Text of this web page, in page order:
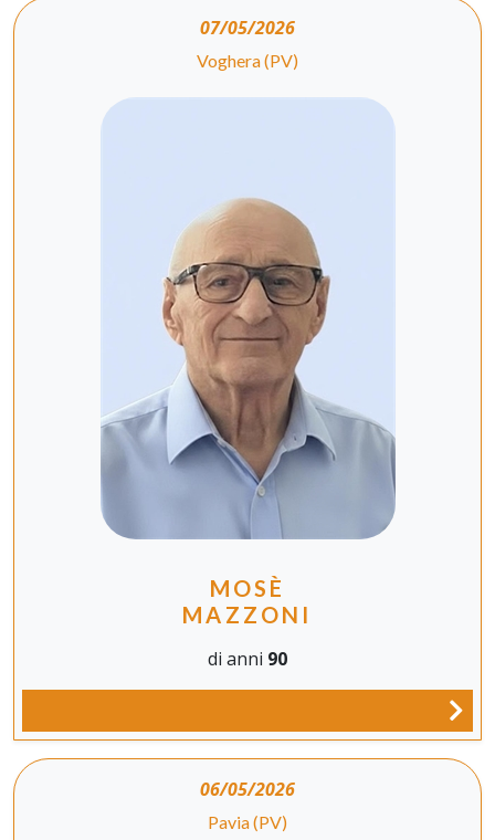
07/05/2026
Voghera (PV)
MOSÈ
MAZZONI
di anni 90
06/05/2026
Pavia (PV)